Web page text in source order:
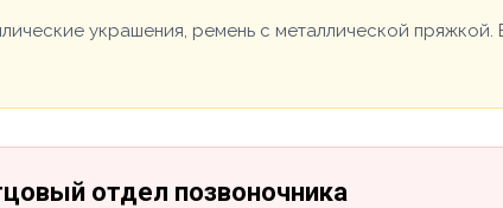
украшения, ремень с металлической
отдел позвоночника